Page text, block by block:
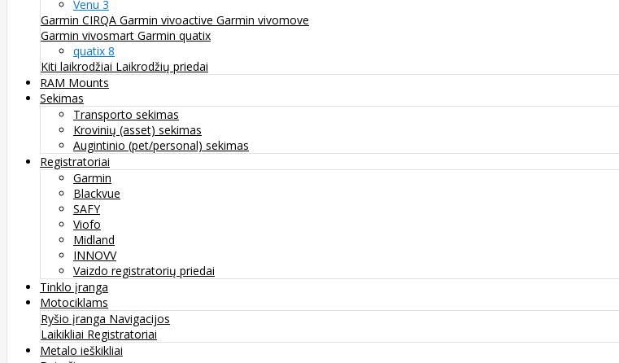
Venu 3
Garmin CIRQA Garmin vivoactive Garmin vivomove
Garmin vivosmart Garmin quatix
quatix 8
Kiti laikrodžiai Laikrodžių priedai
RAM Mounts
Sekimas
Transporto sekimas
Krovinių (asset) sekimas
Augintinio (pet/personal) sekimas
Registratoriai
Garmin
Blackvue
SAFY
Viofo
Midland
INNOVV
Vaizdo registratorių priedai
Tinklo įranga
Motociklams
Ryšio įranga Navigacijos
Laikikliai Registratoriai
Metalo ieškikliai